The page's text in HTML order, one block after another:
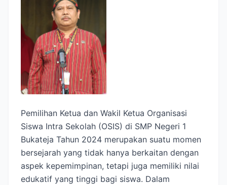
Pemilihan Ketua dan Wakil Ketua Organisasi
Siswa Intra Sekolah (OSIS) di SMP Negeri 1
Bukateja Tahun 2024 merupakan suatu momen
bersejarah yang tidak hanya berkaitan dengan
aspek kepemimpinan, tetapi juga memiliki nilai
edukatif yang tinggi bagi siswa. Dalam